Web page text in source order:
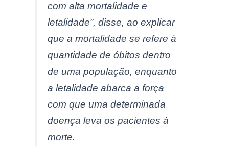
com alta mortalidade e
letalidade”, disse, ao explicar
que a mortalidade se refere à
quantidade de óbitos dentro
de uma população, enquanto
a letalidade abarca a força
com que uma determinada
doença leva os pacientes à
morte.